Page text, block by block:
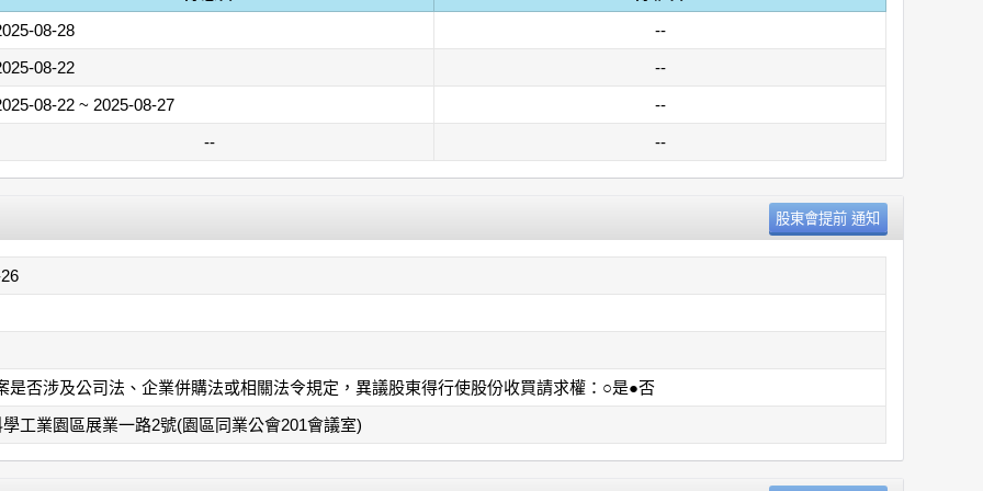
08-28
--
08-22
--
08-22 ~ 2025-08-27
--
--
--
是否涉及公司法、企業併購法或相關法令規定，異議股東得行使股份收買請求權：○是●否
工業園區展業一路2號(園區同業公會201會議室)